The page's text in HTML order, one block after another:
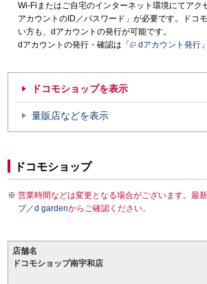
Wi-Fiまたはご自宅のインターネット環境にてアク
アカウントのID／パスワード」が必要です。ドコ
い方も、dアカウントの発行が可能です。
dアカウントの発行・確認は「
dアカウント発行
ドコモショップを表示
量販店などを表示
ドコモショップ
営業時間などは変更となる場合がございます。最
プ／d gardenからご確認ください。
店舗名
ドコモショップ南宇和店